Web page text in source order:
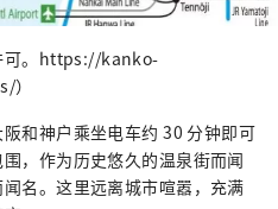
可。https://kanko-
和神户乘坐电车约 30 分钟即可
，作为历史悠久的温泉街而闻
名。这里远离城市喧嚣，充满